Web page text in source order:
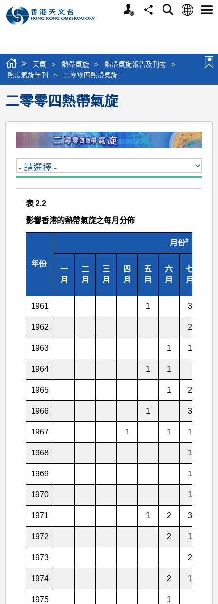
個
分
搜
語
選
> 天氣 > 熱帶氣旋 > 熱帶氣旋報告及刊物
>
熱帶氣旋年刊
> 二零零四熱帶氣旋
二零零四熱帶氣旋
表 2.2
影響香港的熱帶氣旋之每月分佈
年份
月份#
一
月
二
月
三
月
四
月
五
月
六
月
七
月
1961 1 3
1962 2
1963 1 1
1964 1 1
1965 1 2
1966 1 3
1967 1 1 1
1968 1
1969 1
1970 1
1971 1 2 3
1972 2 1
1973 2
1974 2 1
1975 1